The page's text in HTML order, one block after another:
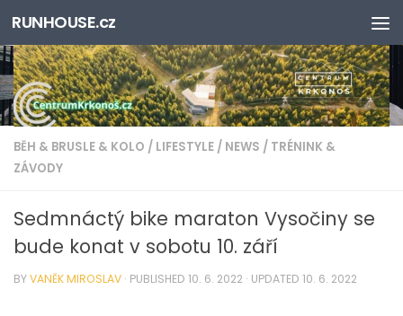
Skip to content
RUNHOUSE.cz
BĚH & BRUSLE & KOLO / LIFESTYLE / NEWS / TRÉNINK &
ZÁVODY
Sedmnáctý bike maraton Vysočiny se
bude konat v sobotu 10. září
BYVANĚK MIROSLAV · PUBLISHED 10. 6. 2022 · UPDATED 10. 6. 2022